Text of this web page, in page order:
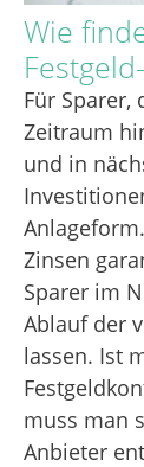
Wie
Für Sparer,
Zeitraum
und in
Zinsen
Sparer im
Ablauf der
lassen. Ist
muss man
Anbieter